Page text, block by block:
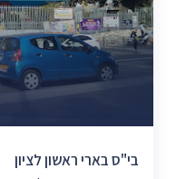
בי"ס בארי ראשון לציון